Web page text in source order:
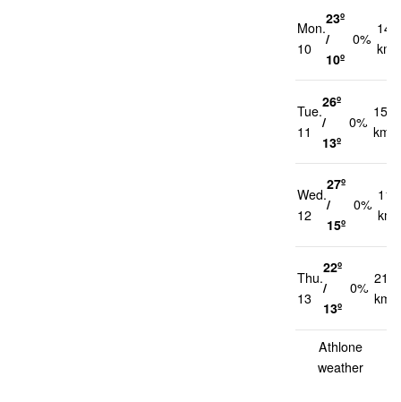
Mon.
10
23º
/
10º
0%
14
km/
Tue.
11
26º
/
13º
0%
15
km/h
Wed.
12
27º
/
15º
0%
11
Thu.
13
22º
/
13º
0%
21
km/h
Athlone
weather